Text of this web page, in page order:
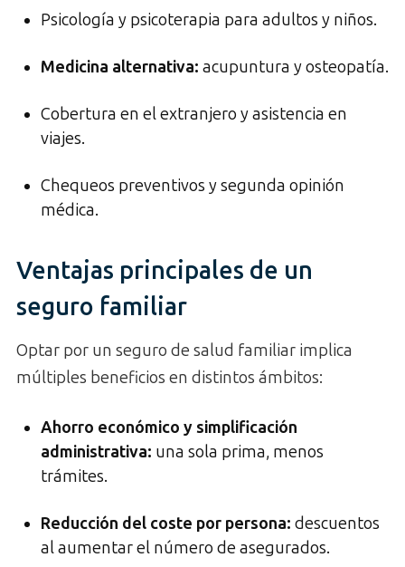
Psicología y psicoterapia para adultos y niños.
Medicina alternativa: acupuntura y osteopatía.
Cobertura en el extranjero y asistencia en
viajes.
Chequeos preventivos y segunda opinión
médica.
Ventajas principales de un
seguro familiar
Optar por un seguro de salud familiar implica
múltiples beneficios en distintos ámbitos:
Ahorro económico y simplificación
administrativa: una sola prima, menos
trámites.
Reducción del coste por persona: descuentos
al aumentar el número de asegurados.